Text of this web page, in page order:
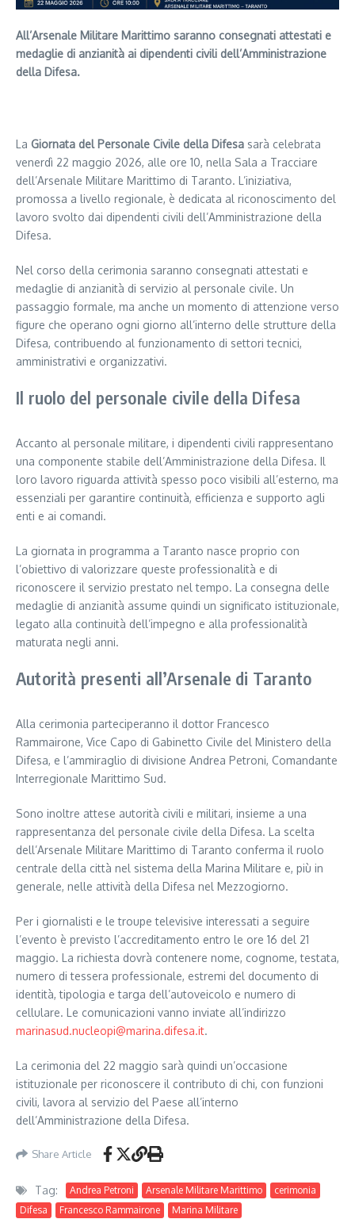
All’Arsenale Militare Marittimo saranno consegnati attestati e
medaglie di anzianità ai dipendenti civili dell’Amministrazione
della Difesa.
La Giornata del Personale Civile della Difesa sarà celebrata
venerdì 22 maggio 2026, alle ore 10, nella Sala a Tracciare
dell’Arsenale Militare Marittimo di Taranto. L’iniziativa,
promossa a livello regionale, è dedicata al riconoscimento del
lavoro svolto dai dipendenti civili dell’Amministrazione della
Difesa.
Nel corso della cerimonia saranno consegnati attestati e
medaglie di anzianità di servizio al personale civile. Un
passaggio formale, ma anche un momento di attenzione verso
figure che operano ogni giorno all’interno delle strutture della
Difesa, contribuendo al funzionamento di settori tecnici,
amministrativi e organizzativi.
Il ruolo del personale civile della Difesa
Accanto al personale militare, i dipendenti civili rappresentano
una componente stabile dell’Amministrazione della Difesa. Il
loro lavoro riguarda attività spesso poco visibili all’esterno, ma
essenziali per garantire continuità, efficienza e supporto agli
enti e ai comandi.
La giornata in programma a Taranto nasce proprio con
l’obiettivo di valorizzare queste professionalità e di
riconoscere il servizio prestato nel tempo. La consegna delle
medaglie di anzianità assume quindi un significato istituzionale,
legato alla continuità dell’impegno e alla professionalità
maturata negli anni.
Autorità presenti all’Arsenale di Taranto
Alla cerimonia parteciperanno il dottor Francesco
Rammairone, Vice Capo di Gabinetto Civile del Ministero della
Difesa, e l’ammiraglio di divisione Andrea Petroni, Comandante
Interregionale Marittimo Sud.
Sono inoltre attese autorità civili e militari, insieme a una
rappresentanza del personale civile della Difesa. La scelta
dell’Arsenale Militare Marittimo di Taranto conferma il ruolo
centrale della città nel sistema della Marina Militare e, più in
generale, nelle attività della Difesa nel Mezzogiorno.
Per i giornalisti e le troupe televisive interessati a seguire
l’evento è previsto l’accreditamento entro le ore 16 del 21
maggio. La richiesta dovrà contenere nome, cognome, testata,
numero di tessera professionale, estremi del documento di
identità, tipologia e targa dell’autoveicolo e numero di
cellulare. Le comunicazioni vanno inviate all’indirizzo
marinasud.nucleopi@marina.difesa.it.
La cerimonia del 22 maggio sarà quindi un’occasione
istituzionale per riconoscere il contributo di chi, con funzioni
civili, lavora al servizio del Paese all’interno
dell’Amministrazione della Difesa.
Share Article
Tag: Andrea Petroni Arsenale Militare Marittimo
cerimonia
Difesa
Francesco Rammairone
Marina Militare